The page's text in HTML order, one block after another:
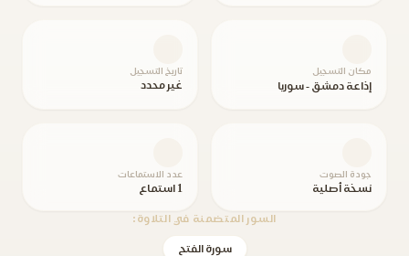
مكان التسجيل
إذاعة دمشق - سوريا
تاريخ التسجيل
غير محدد
جودة الصوت
نسخة أصلية
عدد الاستماعات
1 استماع
السور المتضمنة في التلاوة:
سورة الفتح